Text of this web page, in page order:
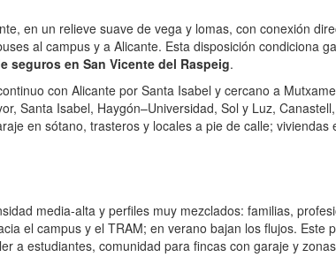
en un relieve suave de vega y lomas, con conexión
al campus y a Alicante. Esta disposición condiciona
seguros en San Vicente del Raspeig.
con Alicante por Santa Isabel y cercano a
Santa Isabel, Haygón–Universidad, Sol y Luz,
en sótano, trasteros y locales a pie de calle;
media-alta y perfiles muy mezclados: familias,
el campus y el TRAM; en verano bajan los flujos. Este
a estudiantes, comunidad para fincas con garaje y